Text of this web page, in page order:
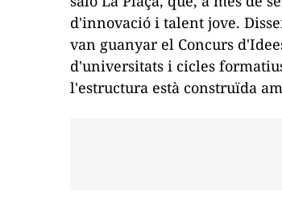
d'innovació i talent jove.
van guanyar el Concurs
d'universitats i cicles
l'estructura està construïda